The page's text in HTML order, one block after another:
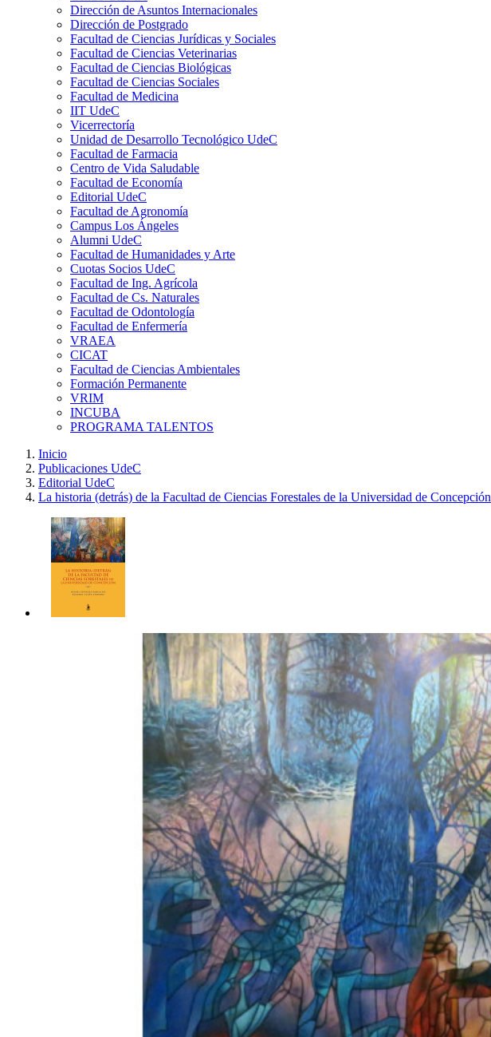
Dirección de Asuntos Internacionales
Dirección de Postgrado
Facultad de Ciencias Jurídicas y Sociales
Facultad de Ciencias Veterinarias
Facultad de Ciencias Biológicas
Facultad de Ciencias Sociales
Facultad de Medicina
IIT UdeC
Vicerrectoría
Unidad de Desarrollo Tecnológico UdeC
Facultad de Farmacia
Centro de Vida Saludable
Facultad de Economía
Editorial UdeC
Facultad de Agronomía
Campus Los Ángeles
Alumni UdeC
Facultad de Humanidades y Arte
Cuotas Socios UdeC
Facultad de Ing. Agrícola
Facultad de Cs. Naturales
Facultad de Odontología
Facultad de Enfermería
VRAEA
CICAT
Facultad de Ciencias Ambientales
Formación Permanente
VRIM
INCUBA
PROGRAMA TALENTOS
Inicio
Publicaciones UdeC
Editorial UdeC
La historia (detrás) de la Facultad de Ciencias Forestales de la Universidad de Concepción